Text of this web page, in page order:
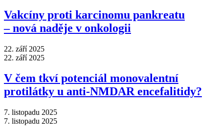
Vakcíny proti karcinomu pankreatu
–⁠ nová naděje v onkologii
22. září 2025
22. září 2025
V čem tkví potenciál monovalentní
protilátky u anti-NMDAR encefalitidy?
7. listopadu 2025
7. listopadu 2025